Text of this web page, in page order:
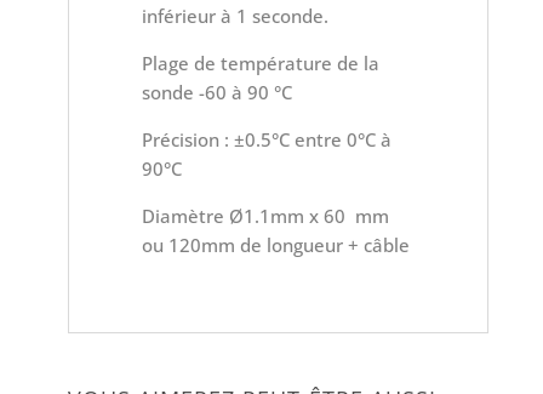
inférieur à 1 seconde.
Plage de température de la
sonde -60 à 90 °C
Précision : ±0.5°C entre 0°C à
90°C
Diamètre Ø1.1mm x 60 mm
ou 120mm de longueur + câble